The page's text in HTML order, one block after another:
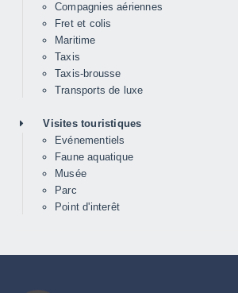
Compagnies aériennes
Fret et colis
Maritime
Taxis
Taxis-brousse
Transports de luxe
Visites touristiques
Evénementiels
Faune aquatique
Musée
Parc
Point d'interêt